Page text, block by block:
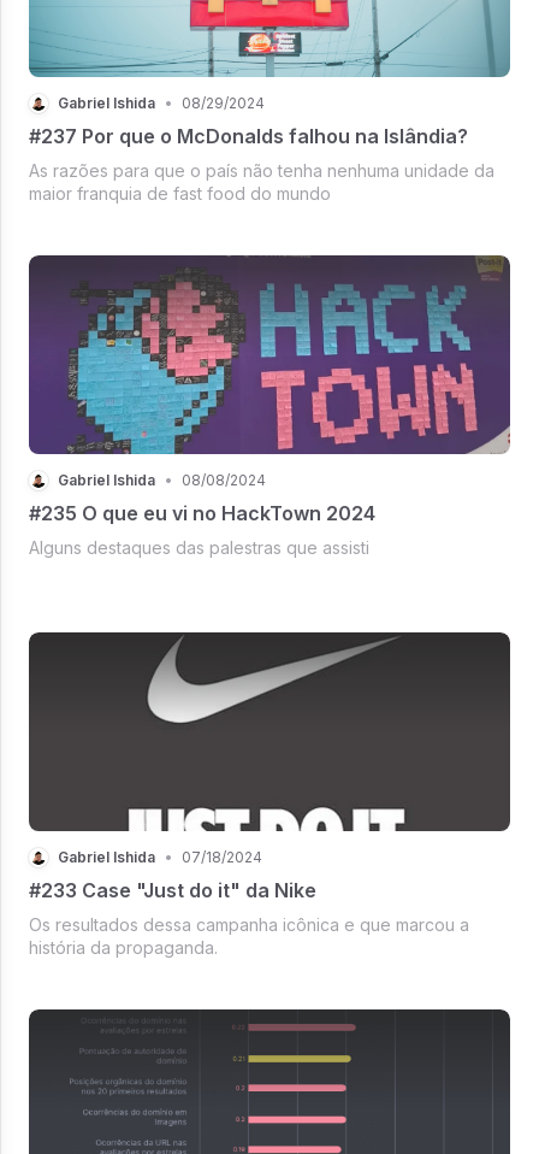
Gabriel Ishida • 08/29/2024
#237 Por que o McDonalds falhou na Islândia?
As razões para que o país não tenha nenhuma unidade da
maior franquia de fast food do mundo
Gabriel Ishida • 08/08/2024
#235 O que eu vi no HackTown 2024
Alguns destaques das palestras que assisti
Gabriel Ishida • 07/18/2024
#233 Case "Just do it" da Nike
Os resultados dessa campanha icônica e que marcou a
história da propaganda.